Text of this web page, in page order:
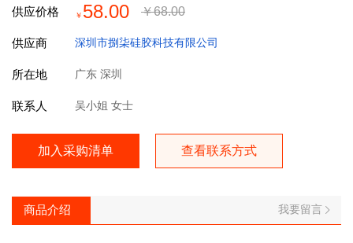
供应价格 ￥ 58.00 ￥68.00
供应商 深圳市捌柒硅胶科技有限公司
所在地 广东 深圳
联系人 吴小姐 女士
加入采购清单 查看联系方式
商品介绍 我要留言